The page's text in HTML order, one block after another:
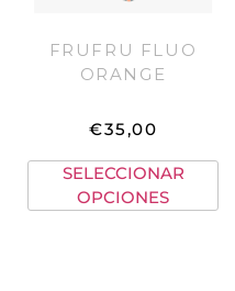
FRUFRU FLUO
ORANGE
€35,00
SELECCIONAR
OPCIONES